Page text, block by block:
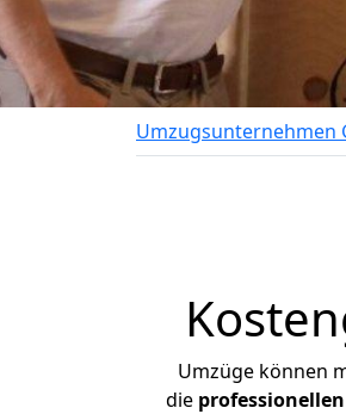
Umzugsunternehmen
Umzüge können
die